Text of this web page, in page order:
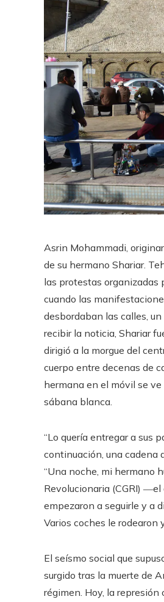
Asrin Mohammadi,
de su hermano Shariar.
las protestas organizadas
cuando las
desbordaban las calles,
recibir la noticia, Shariar
dirigió a la morgue del
cuerpo entre decenas de
hermana en el móvil se
sábana blanca.
“Lo quería entregar a sus
continuación, una cadena
“Una noche, mi hermano
Revolucionaria (CGRI)
empezaron a seguirle y a
Varios coches le rodearon
El seísmo social que
surgido tras la muerte de
régimen. Hoy, la